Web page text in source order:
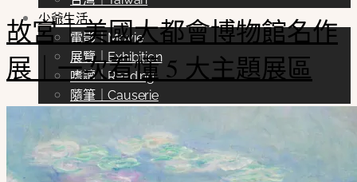
少爺生活
電影｜Movie
展覽｜Exhibition
嗜讀｜Reading
隨筆｜Causerie
故宮｜美國大都會博物館名作
展｜一次看懂 5 大主題展區